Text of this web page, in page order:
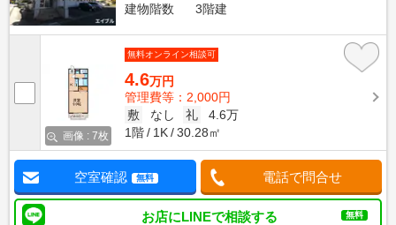
建物階数
3階建
画像 : 7枚
無料オンライン相談可
4.6万円
管理費等：2,000円
敷
なし 礼
4.6万
1階
1K 30.28㎡
空室確認 無料 電話で問合せ
お店にLINEで相談する 無料